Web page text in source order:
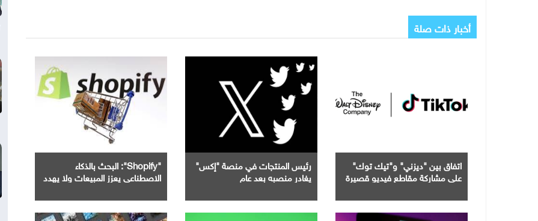
أخبار ذات صلة
اتفاق بين "ديزني" و"تيك توك"
على مشاركة مقاطع فيديو قصيرة
رئيس المنتجات في منصة "إكس"
يغادر منصبه بعد عام
"Shopify": البحث بالذكاء
الاصطناعي يعزز المبيعات ولا يهدد